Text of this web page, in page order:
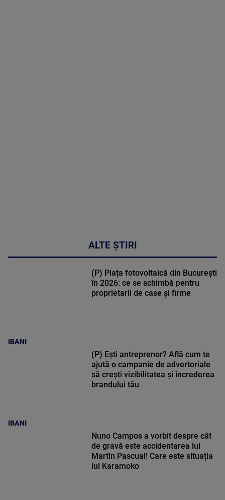
ALTE ȘTIRI
IBANI
(P) Piața fotovoltaică din București
în 2026: ce se schimbă pentru
proprietarii de case și firme
IBANI
(P) Ești antreprenor? Află cum te
ajută o campanie de advertoriale
să crești vizibilitatea și încrederea
brandului tău
Nuno Campos a vorbit despre cât
de gravă este accidentarea lui
Martin Pascual! Care este situația
lui Karamoko